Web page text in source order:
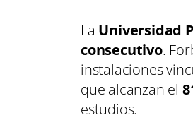
La Universidad
consecutivo.
instalaciones
que alcanzan el
estudios.